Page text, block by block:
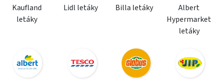
Kaufland
letáky
Lidl letáky Billa letáky
Albert
Hypermarket
letáky